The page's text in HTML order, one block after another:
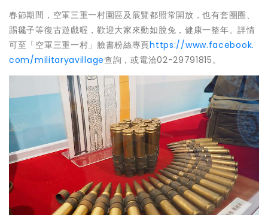
春節期間，空軍三重一村園區及展覽都照常開放，也有套圈圈、
踢毽子等復古遊戲喔，歡迎大家來動如脫兔，健康一整年。詳情
可至「空軍三重一村」臉書粉絲專頁https://www.facebook.
com/militaryavillage查詢，或電洽02-29791815。